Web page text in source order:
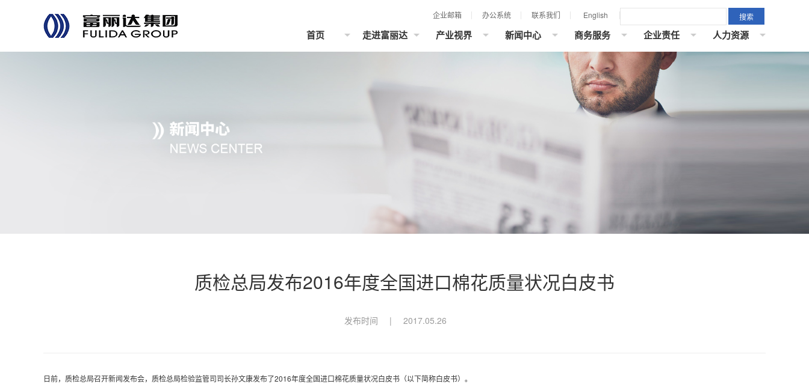
企业邮箱 办公系统 联系我们 English
首页 走进富丽达 产业视界 新闻中心 商务服务 企业责任 人力资源
质检总局发布2016年度全国进口棉花质量状况白皮书
发布时间 | 2017.05.26
日前，质检总局召开新闻发布会，质检总局检验监管司司长孙文康发布了2016年度全国进口棉花质量状况白皮书（以下简称白皮书）。